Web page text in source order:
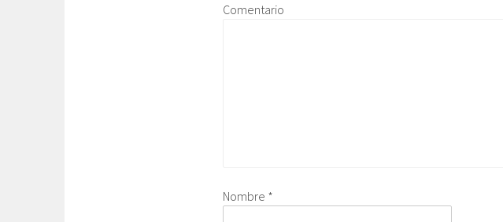
Comentario
Nombre *